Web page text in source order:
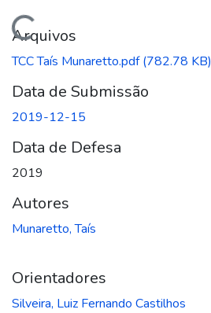
Arquivos
TCC Taís Munaretto.pdf(782.78 KB)
Data de Submissão
2019-12-15
Data de Defesa
2019
Autores
Munaretto, Taís
Orientadores
Silveira, Luiz Fernando Castilhos